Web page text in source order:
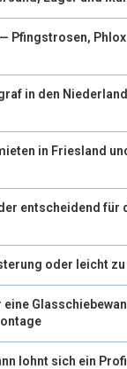
Pfingstrosen, Phlox
in den
in Friesland
entscheidend für
oder leicht
lohnt sich ein